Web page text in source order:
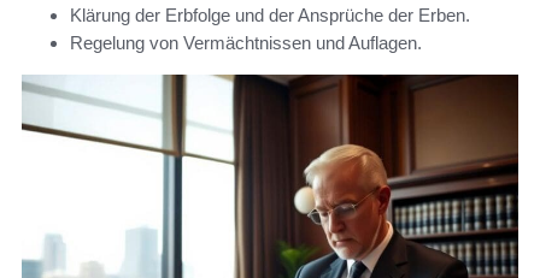
Klärung der Erbfolge und der Ansprüche der Erben.
Regelung von Vermächtnissen und Auflagen.